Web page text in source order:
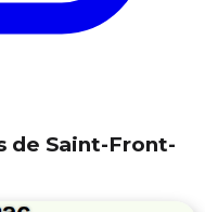
de Saint-Front-